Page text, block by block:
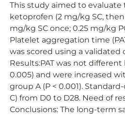
This study aimed to
ketoprofen (2 mg/kg SC,
mg/kg SC once; 0.25 mg/kg
Platelet aggregation time
was scored using a
Results:PAT was not
0.005) and were increased
group A (P < 0.001).
C) from D0 to D28. Need of
Conclusions: The long-term